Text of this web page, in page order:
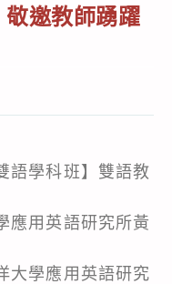
邀教師踴躍
語學科班】雙語教
應用英語研究所黃
大學應用英語研究